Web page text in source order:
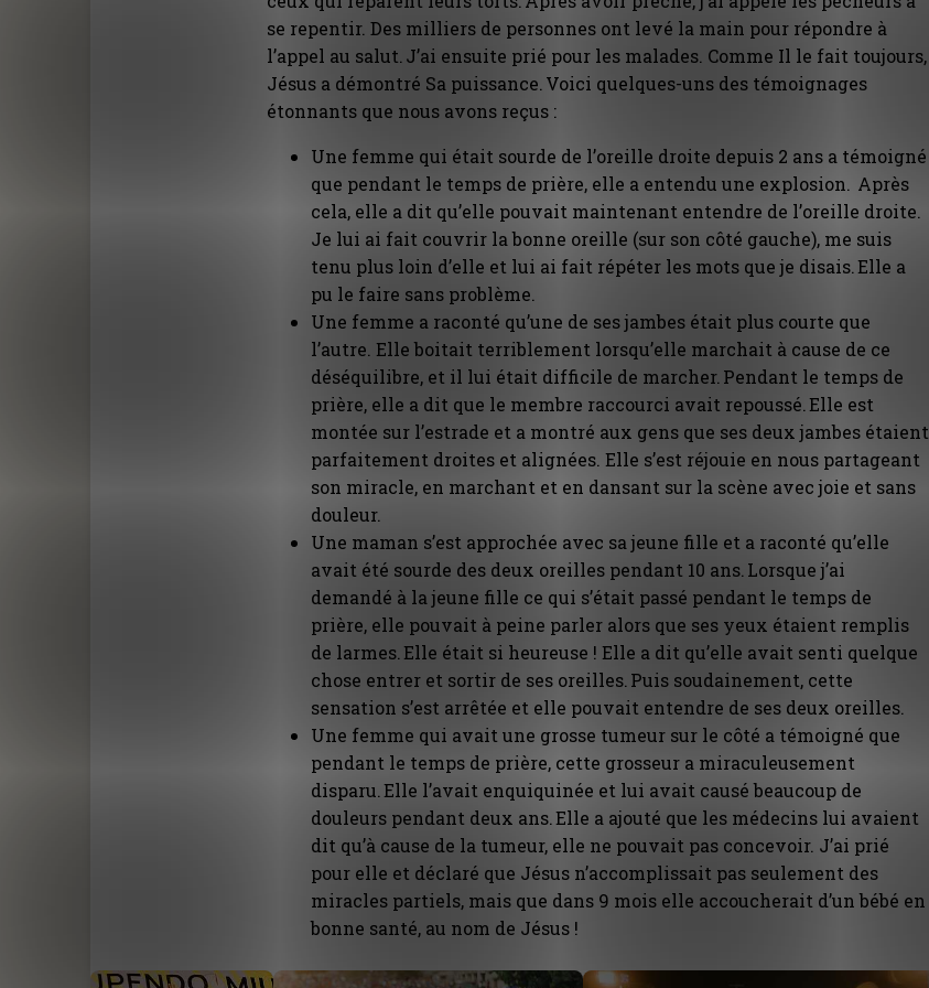
se repentir. Des milliers de personnes ont levé la main pour répondre à
l’appel au salut. J’ai ensuite prié pour les malades. Comme Il le fait toujours,
Jésus a démontré Sa puissance. Voici quelques-uns des témoignages
étonnants que nous avons reçus :
Une femme qui était sourde de l’oreille droite depuis 2 ans a témoigné
que pendant le temps de prière, elle a entendu une explosion. Après
cela, elle a dit qu’elle pouvait maintenant entendre de l’oreille droite.
Je lui ai fait couvrir la bonne oreille (sur son côté gauche), me suis
tenu plus loin d’elle et lui ai fait répéter les mots que je disais. Elle a
pu le faire sans problème.
Une femme a raconté qu’une de ses jambes était plus courte que
l’autre. Elle boitait terriblement lorsqu’elle marchait à cause de ce
déséquilibre, et il lui était difficile de marcher. Pendant le temps de
prière, elle a dit que le membre raccourci avait repoussé. Elle est
montée sur l’estrade et a montré aux gens que ses deux jambes étaient
parfaitement droites et alignées. Elle s’est réjouie en nous partageant
son miracle, en marchant et en dansant sur la scène avec joie et sans
douleur.
Une maman s’est approchée avec sa jeune fille et a raconté qu’elle
avait été sourde des deux oreilles pendant 10 ans. Lorsque j’ai
demandé à la jeune fille ce qui s’était passé pendant le temps de
prière, elle pouvait à peine parler alors que ses yeux étaient remplis
de larmes. Elle était si heureuse ! Elle a dit qu’elle avait senti quelque
chose entrer et sortir de ses oreilles. Puis soudainement, cette
sensation s’est arrêtée et elle pouvait entendre de ses deux oreilles.
Une femme qui avait une grosse tumeur sur le côté a témoigné que
pendant le temps de prière, cette grosseur a miraculeusement
disparu. Elle l’avait enquiquinée et lui avait causé beaucoup de
douleurs pendant deux ans. Elle a ajouté que les médecins lui avaient
dit qu’à cause de la tumeur, elle ne pouvait pas concevoir. J’ai prié
pour elle et déclaré que Jésus n’accomplissait pas seulement des
miracles partiels, mais que dans 9 mois elle accoucherait d’un bébé en
bonne santé, au nom de Jésus !